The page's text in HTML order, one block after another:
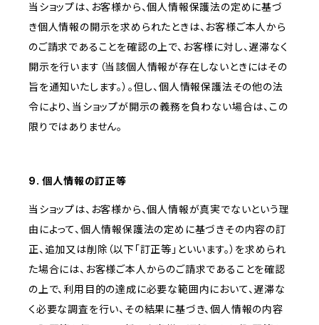
当ショップは、お客様から、個人情報保護法の定めに基づ
き個人情報の開示を求められたときは、お客様ご本人から
のご請求であることを確認の上で、お客様に対し、遅滞なく
開示を行います（当該個人情報が存在しないときにはその
旨を通知いたします。）。但し、個人情報保護法その他の法
令により、当ショップが開示の義務を負わない場合は、この
限りではありません。
9. 個人情報の訂正等
当ショップは、お客様から、個人情報が真実でないという理
由によって、個人情報保護法の定めに基づきその内容の訂
正、追加又は削除（以下「訂正等」といいます。）を求められ
た場合には、お客様ご本人からのご請求であることを確認
の上で、利用目的の達成に必要な範囲内において、遅滞な
く必要な調査を行い、その結果に基づき、個人情報の内容